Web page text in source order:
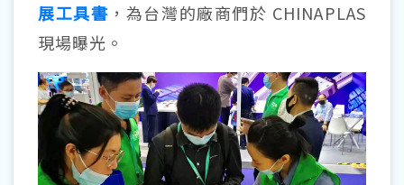
展工具書 ，為台灣的廠商們於 CHINAPLAS
現場曝光。